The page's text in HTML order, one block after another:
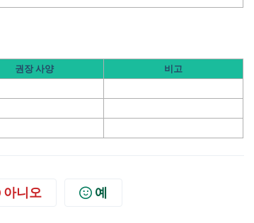
권장 사양
비고
아니오 예